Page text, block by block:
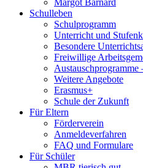
Margot Barnard
Schulleben
Schulprogramm
Unterricht und
Besondere
Freiwillige
Weitere Angebote
Erasmus+
Schule der Zukunft
Für Eltern
Förderverein
Anmeldeverfahren
FAQ und Formulare
Für Schüler